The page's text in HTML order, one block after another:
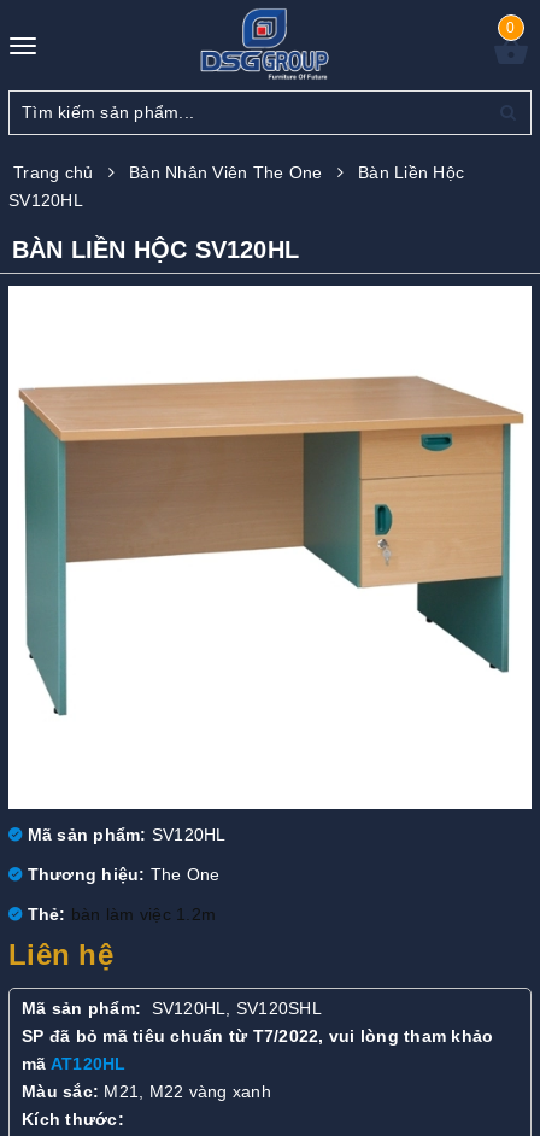
Toggle
0
Trang chủ Bàn Nhân Viên The One
Bàn Liền Hộc
SV120HL
BÀN LIỀN HỘC SV120HL
Mã sản phẩm: SV120HL
Thương hiệu: The One
Thẻ: bàn làm việc 1.2m
Liên hệ
Mã sản phẩm:
SV120HL, SV120SHL
SP đã bỏ mã tiêu chuẩn từ T7/2022, vui lòng tham khảo
mã AT120HL
Màu sắc: M21, M22 vàng xanh
Kích thước: